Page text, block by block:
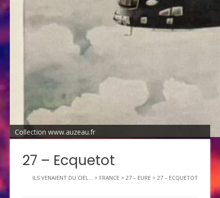
Collection www.auzeau.fr
27 – Ecquetot
ILS VENAIENT DU CIEL... > FRANCE > 27 – EURE > 27 – ECQUETOT